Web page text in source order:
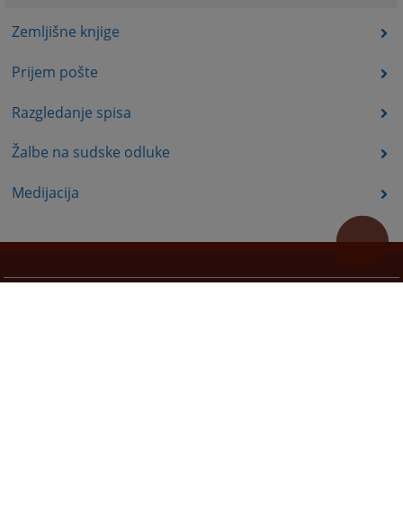
Zemljišne knjige
Prijem pošte
Razgledanje spisa
Žalbe na sudske odluke
Medijacija